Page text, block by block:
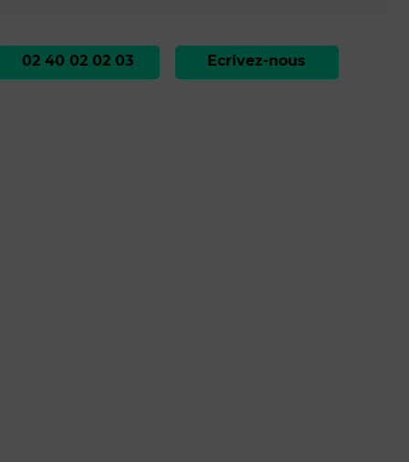
02 40 02 02 03 Ecrivez-nous